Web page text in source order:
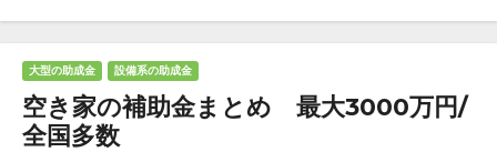
大型の助成金 設備系の助成金
空き家の補助金まとめ 最大3000万円/
全国多数